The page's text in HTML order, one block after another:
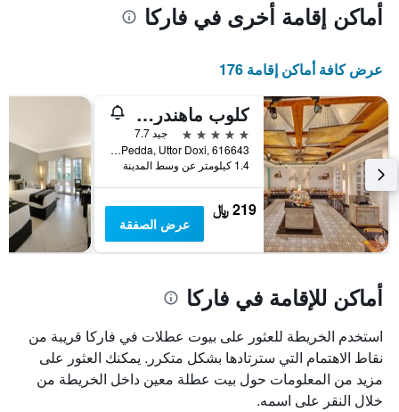
أماكن إقامة أخرى في فاركا
عرض كافة أماكن إقامة 176
كلوب ماهندرا إيمرلاد بالمز جوا
5 نجوم
جيد 7.7
Pedda, Uttor Doxi, 616643, فاركا, الهند
1.4 كيلومتر عن وسط المدينة
219 ﷼
عرض الصفقة
أماكن للإقامة في فاركا
استخدم الخريطة للعثور على بيوت عطلات في فاركا قريبة من
نقاط الاهتمام التي سترتادها بشكل متكرر. يمكنك العثور على
مزيد من المعلومات حول بيت عطلة معين داخل الخريطة من
خلال النقر على اسمه.